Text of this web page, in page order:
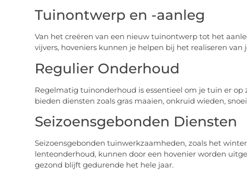
Tuinontwerp en -aanleg
Van het creëren van een nieuw tuinontwerp tot het
vijvers, hoveniers kunnen je helpen bij het realiseren van
Regulier Onderhoud
Regelmatig tuinonderhoud is essentieel om je tuin er op
bieden diensten zoals gras maaien, onkruid wieden,
Seizoensgebonden Diensten
Seizoensgebonden tuinwerkzaamheden, zoals het
lenteonderhoud, kunnen door een hovenier worden
gezond blijft gedurende het hele jaar.